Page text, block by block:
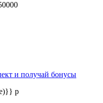
и получай бонусы
p